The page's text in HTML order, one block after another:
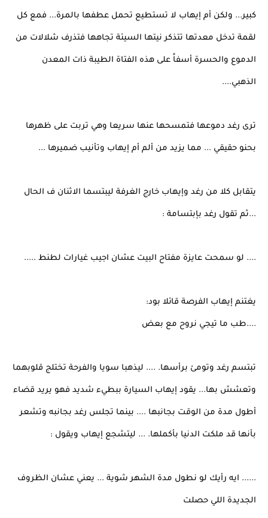
كبير... ولكن أم إيهاب لا تستطيع تحمل عطفها بالمرة... فمع كل
لقمة تدخل معدتها تتذكر نيتها السيئة تجاهها فتذرف شلالات من
الدموع والحسرة أسفاً على هذه الفتاة الطيبة ذات المعدن
الذهبي....
ترى رغد دموعها فتمسحها عنها سريعا وهي تربت على ظهرها
بحنو حقيقي ... مما يزيد من ألم أم إيهاب وتأنيب ضميرها ...
يتقابل كلا من رغد وإيهاب خارج الغرفة ليبتسما الاثنان ف الحال
...ثم تقول رغد بإبتسامة :
.... لو سمحت عايزة مفتاح البيت عشان اجيب غيارات لطنط .....
يغتنم إيهاب الفرصة قائلا بود:
....طب ما تيجي نروح مع بعض
تبتسم رغد وتومئ برأسها. .... ليذهبا سويا والفرحة تختلج قلوبهما
وتعشش بها... يقود إيهاب السيارة ببطيء شديد فهو يريد قضاء
أطول مدة من الوقت بجانبها .... بينما تجلس رغد بجانبه وتشعر
بأنها قد ملكت الدنيا بأكملها. ... ليتشجع إيهاب ويقول :
...... ايه رأيك لو نطول مدة الشهر شوية ... يعني عشان الظروف
الجديدة اللي حصلت